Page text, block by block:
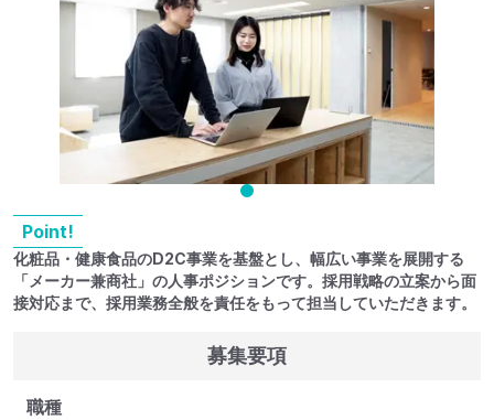
Point!
化粧品・健康食品のD2C事業を基盤とし、幅広い事業を展開する
「メーカー兼商社」の人事ポジションです。採用戦略の立案から面
接対応まで、採用業務全般を責任をもって担当していただきます。
募集要項
職種